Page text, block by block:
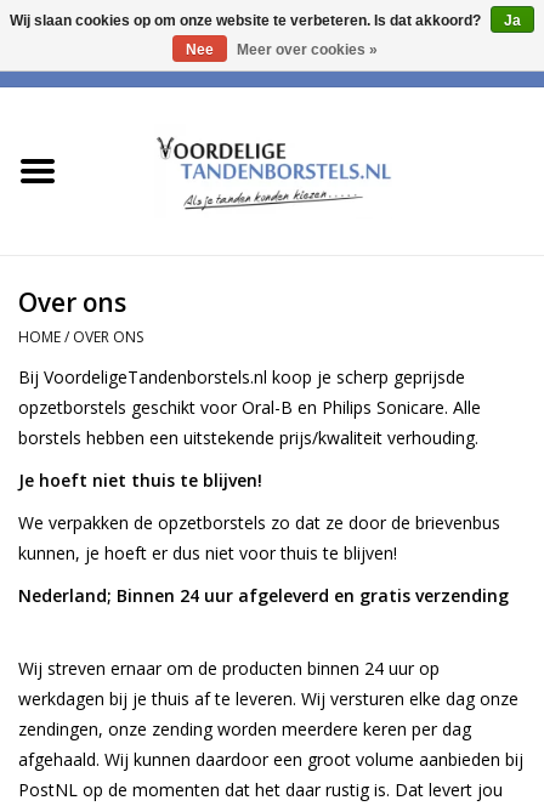
Opzetborstels voor Oral-B
Over ons
HOME/ OVER ONS
Bij VoordeligeTandenborstels.nl koop je scherp geprijsde
opzetborstels geschikt voor Oral-B en Philips Sonicare. Alle
borstels hebben een uitstekende prijs/kwaliteit verhouding.
Je hoeft niet thuis te blijven!
We verpakken de opzetborstels zo dat ze door de brievenbus
kunnen, je hoeft er dus niet voor thuis te blijven!
Nederland; Binnen 24 uur afgeleverd en gratis verzending
Wij streven ernaar om de producten binnen 24 uur op
werkdagen bij je thuis af te leveren. Wij versturen elke dag onze
zendingen, onze zending worden meerdere keren per dag
afgehaald. Wij kunnen daardoor een groot volume aanbieden bij
PostNL op de momenten dat het daar rustig is. Dat levert jou
Wij slaan cookies op om onze website te verbeteren. Is dat akkoord?
Ja
Nee
Meer over cookies »